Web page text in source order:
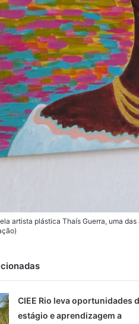
artista plástica Thaís Guerra, uma
CIEE Rio leva oportunidades
estágio e aprendizagem a